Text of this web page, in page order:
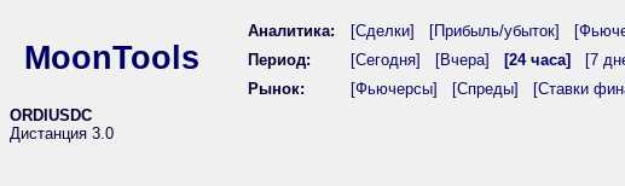
MoonTools
Аналитика: [Сделки] [Прибыль/убыток]
Период:
[Сегодня] [Вчера] [24 часа] [7
Рынок:
[Фьючерсы] [Спреды] [Ставки
ORDIUSDC
Дистанция 3.0